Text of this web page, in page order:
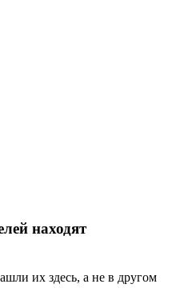
находят
их здесь, а не в другом